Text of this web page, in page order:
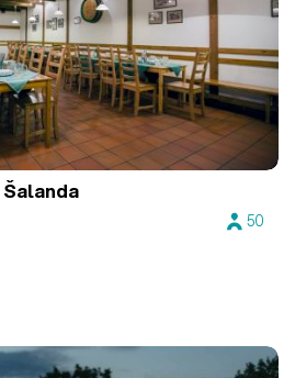
Šalanda
50